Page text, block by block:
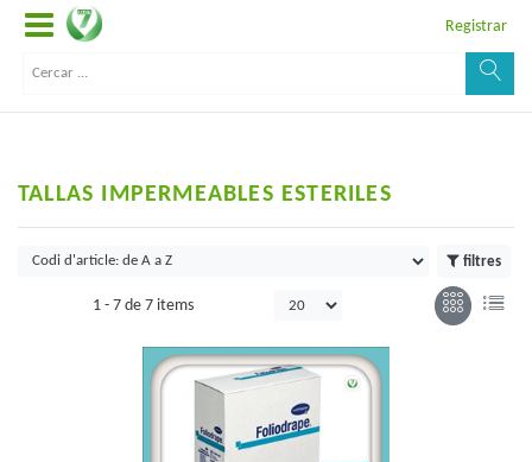
Registrar
TALLAS IMPERMEABLES ESTERILES
filtres
1 - 7 de 7 items